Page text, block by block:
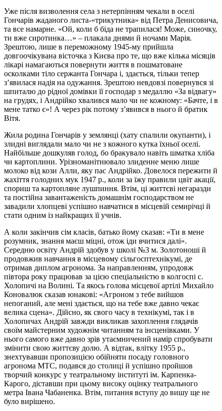
Уже після визволення села з нетерпінням чекали в оселі
Гончарів жаданого листа-«трикутника» від Петра Денисовича,
та все намарне. «Ой, коли б біда не трапилася! Може, синочку,
ти вже сиротинка…» – плакала днями й ночами Марія.
Зрештою, лише в переможному 1945-му прийшла
довгоочікувана вісточка з Києва про те, що вже кілька місяців
лікарі намагаються повернути життя в пошматоване
осколками тіло сержанта Гончара і, здається, тільки тепер
з’явилася надія на одужання. Зрештою невдовзі повернувся зі
шпиталю до рідної домівки її господар з медаллю «За відвагу»
на грудях, і Андрійко хвалився мало чи не кожному: «Бачте, і в
мене татко є»! А через рік потому з’явився в нього й братик
Вітя.
Жила родина Гончарів у землянці (хату спалили окупанти), і
злидні виглядали мало чи не з кожного кутка їхньої оселі.
Найбільше дошкуляв голод, бо бракувало навіть шматка хліба
чи картоплини. Урізноманітнювало злиденне меню лише
молоко від кози Алли, яку пас Андрійко. Довелося пережити й
жахіття голодних мук 1947 р., коли за їжу правили цвіт акації,
спориш та картопляне лушпиння. Втім, ці життєві негаразди
та постійна завантаженість домашнім господарством не
завадили хлопцеві успішно навчатися в місцевій семирічці й
стати одним із найкращих її учнів.
А коли закінчив сім класів, батько йому сказав: «Ти в мене
розумник, знання маєш міцні, отож іди вчитися далі».
Середню освіту Андрій здобув у школі №3 м. Золотоноші й
продовжив навчання в місцевому сільгосптехнікумі, де
отримав диплом агронома. За направленням, упродовж
півтора року працював за цією спеціальністю в колгоспі с.
Холопичі на Волині. Та якось голова місцевої артілі Михайло
Коновалюк сказав юнакові: «Агроном з тебе вийшов
непоганий, але мені здається, що на тебе вже давно чекає
велика сцена». Дійсно, як свого часу в технікумі, так і в
Холопичах Андрій завжди викликав захоплення глядачів
своїм майстерним художнім читанням та інсценівками. У
нього самого вже давно зрів утаємничений намір спробувати
змінити свою життєву долю. А відтак, влітку 1955 р.,
знехтувавши пропозицією обійняти посаду головного
агронома МТС, подався до столиці й успішно пройшов
творчий конкурс у театральному інституті ім. Карпенка-
Карого, діставши при цьому високу оцінку театрального
метра Івана Чабаненка. Втім, питання вступу до вишу ще не
було вирішено.